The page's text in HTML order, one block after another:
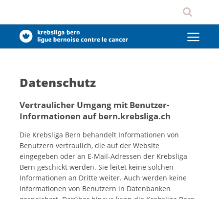
Datenschutz
Vertraulicher Umgang mit Benutzer-
Informationen auf bern.krebsliga.ch
Die Krebsliga Bern behandelt Informationen von
Benutzern vertraulich, die auf der Website
eingegeben oder an E-Mail-Adressen der Krebsliga
Bern geschickt werden. Sie leitet keine solchen
Informationen an Dritte weiter. Auch werden keine
Informationen von Benutzern in Datenbanken